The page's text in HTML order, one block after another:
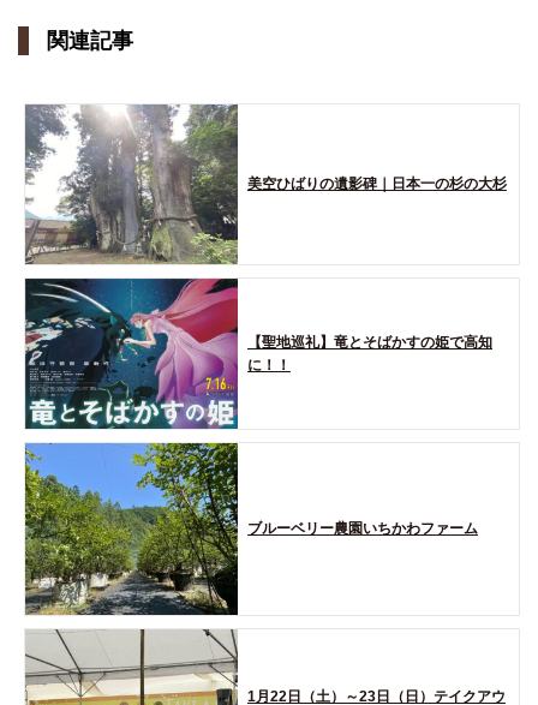
関連記事
美空ひばりの遺影碑｜日本一の杉の大杉
【聖地巡礼】竜とそばかすの姫で高知
に！！
ブルーベリー農園いちかわファーム
1月22日（土）～23日（日）テイクアウ